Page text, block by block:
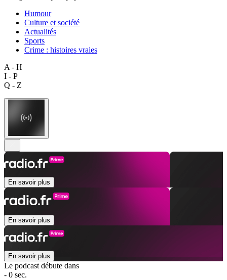
Humour
Culture et société
Actualités
Sports
Crime : histoires vraies
A - H
I - P
Q - Z
En savoir plus
En savoir plus
En savoir plus
Le podcast débute dans
- 0 sec.